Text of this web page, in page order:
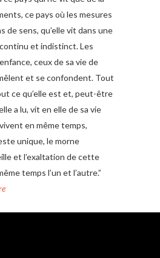
ce pays où les mesures
de sens, qu’elle vit dans une
et indistinct. Les
ceux de sa vie de
et se confondent. Tout
ce qu’elle est et, peut-être
a lu, vit en elle de sa vie
en même temps,
unique, le morne
et l’exaltation de cette
temps l’un et l’autre.”